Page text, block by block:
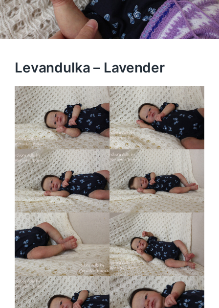
Levandulka – Lavender